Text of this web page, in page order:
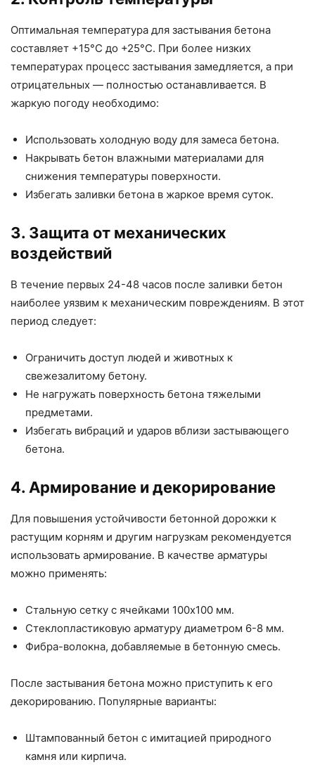
Оптимальная температура для застывания бетона
составляет +15°C до +25°C. При более низких
температурах процесс застывания замедляется, а при
отрицательных — полностью останавливается. В
жаркую погоду необходимо:
Использовать холодную воду для замеса бетона.
Накрывать бетон влажными материалами для
снижения температуры поверхности.
Избегать заливки бетона в жаркое время суток.
3. Защита от механических
воздействий
В течение первых 24-48 часов после заливки бетон
наиболее уязвим к механическим повреждениям. В этот
период следует:
Ограничить доступ людей и животных к
свежезалитому бетону.
Не нагружать поверхность бетона тяжелыми
предметами.
Избегать вибраций и ударов вблизи застывающего
бетона.
4. Армирование и декорирование
Для повышения устойчивости бетонной дорожки к
растущим корням и другим нагрузкам рекомендуется
использовать армирование. В качестве арматуры
можно применять:
Стальную сетку с ячейками 100х100 мм.
Стеклопластиковую арматуру диаметром 6-8 мм.
Фибра-волокна, добавляемые в бетонную смесь.
После застывания бетона можно приступить к его
декорированию. Популярные варианты:
Штампованный бетон с имитацией природного
камня или кирпича.